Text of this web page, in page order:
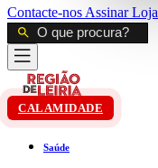
Contacte-nos AssinarLoja
CALAMIDADE
Saúde